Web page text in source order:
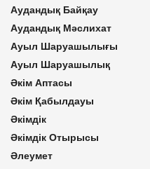
Аудандық Байқау
Аудандық Мәслихат
Ауыл Шаруашылығы
Ауыл Шаруашылық
Әкім Аптасы
Әкім Қабылдауы
Әкімдік
Әкімдік Отырысы
Әлеумет